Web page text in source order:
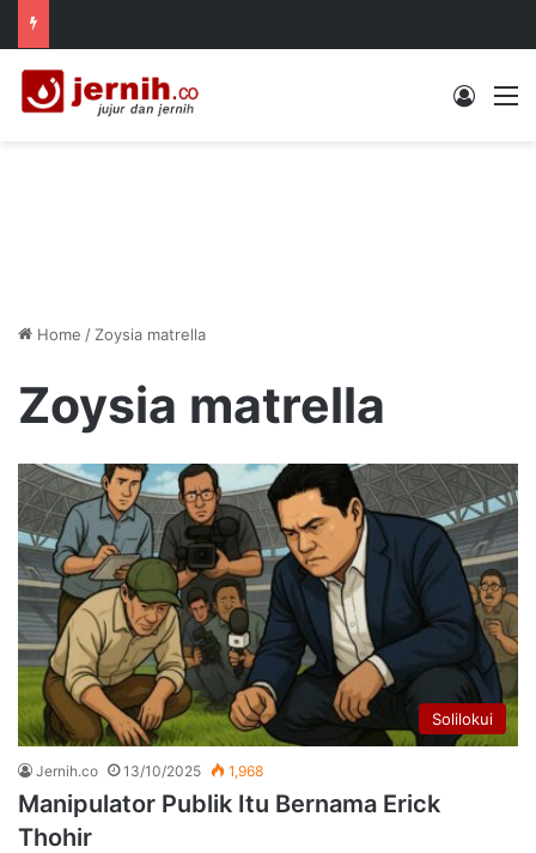
Log In
Home / Zoysia matrella
Zoysia matrella
Solilokui
Jernih.co 13/10/2025 1,968
Manipulator Publik Itu Bernama Erick
Thohir